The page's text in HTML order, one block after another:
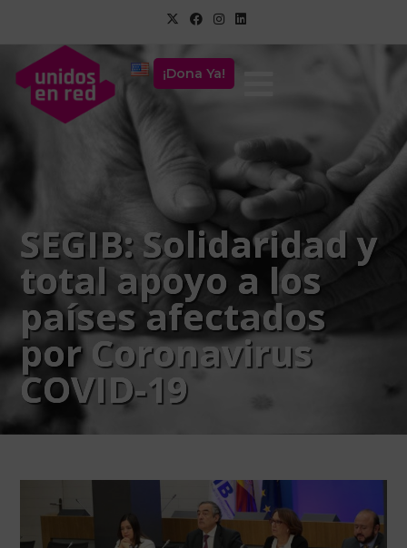
¡Dona Ya!
SEGIB: Solidaridad y
total apoyo a los
países afectados
por Coronavirus
COVID-19